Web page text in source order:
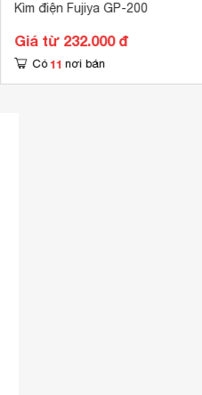
Kìm điện Fujiya GP-200
Giá từ 232.000 đ
Có 11 nơi bán